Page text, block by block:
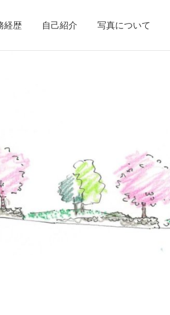
経歴 自己紹介 写真について